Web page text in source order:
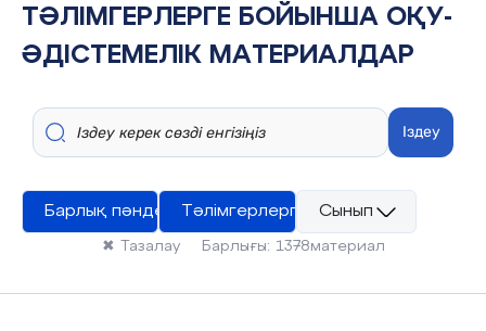
ТӘЛІМГЕРЛЕРГЕ БОЙЫНША ОҚУ-
ӘДІСТЕМЕЛІК МАТЕРИАЛДАР
Іздеу
Барлық пәндер Тәлімгерлерге Сынып
✖ Тазалау Барлығы: 1378материал